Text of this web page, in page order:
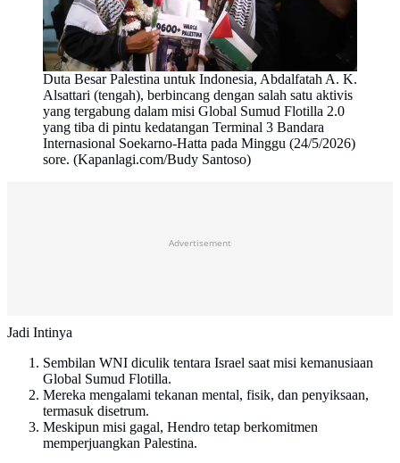
Duta Besar Palestina untuk Indonesia, Abdalfatah A. K.
Alsattari (tengah), berbincang dengan salah satu aktivis
yang tergabung dalam misi Global Sumud Flotilla 2.0
yang tiba di pintu kedatangan Terminal 3 Bandara
Internasional Soekarno-Hatta pada Minggu (24/5/2026)
sore. (Kapanlagi.com/Budy Santoso)
Advertisement
Jadi Intinya
Sembilan WNI diculik tentara Israel saat misi kemanusiaan
Global Sumud Flotilla.
Mereka mengalami tekanan mental, fisik, dan penyiksaan,
termasuk disetrum.
Meskipun misi gagal, Hendro tetap berkomitmen
memperjuangkan Palestina.